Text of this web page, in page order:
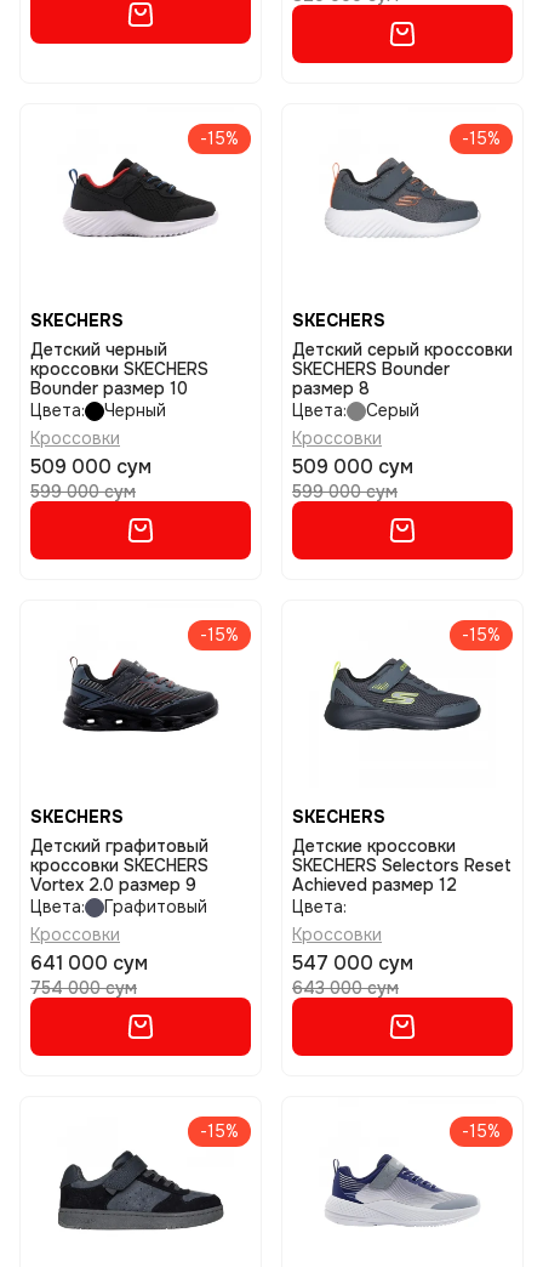
-15%
SKECHERS
Детский черный
кроссовки SKECHERS
Bounder размер 10
Цвета:
Черный
Кроссовки
509 000 сум
599 000 сум
-15%
SKECHERS
Детский серый кроссовки
SKECHERS Bounder
размер 8
Цвета:
Серый
Кроссовки
509 000 сум
599 000 сум
-15%
SKECHERS
Детский графитовый
кроссовки SKECHERS
Vortex 2.0 размер 9
Цвета:
Графитовый
Кроссовки
641 000 сум
754 000 сум
-15%
SKECHERS
Детские кроссовки
SKECHERS Selectors Reset
Achieved размер 12
Цвета:
Кроссовки
547 000 сум
643 000 сум
-15% -15%